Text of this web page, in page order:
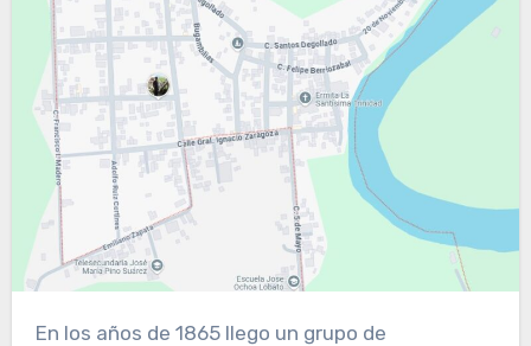
En los años de 1865 llego un grupo de